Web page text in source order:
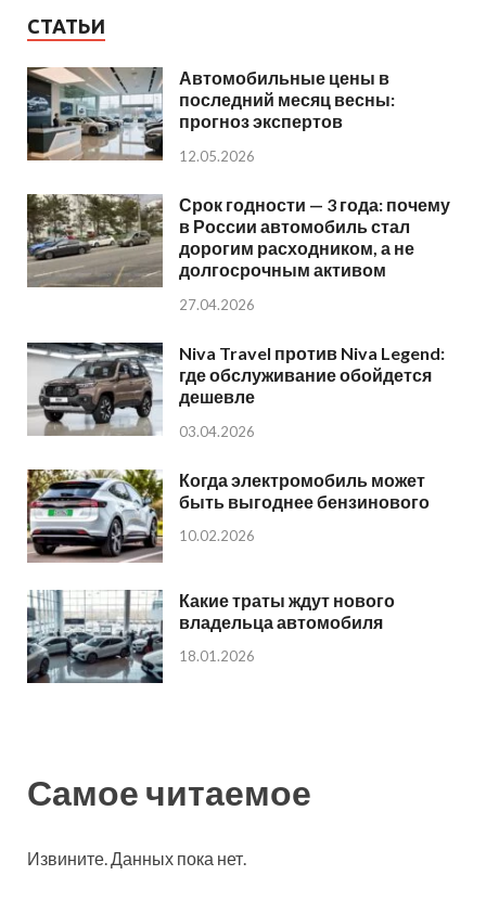
СТАТЬИ
Автомобильные цены в
последний месяц весны:
прогноз экспертов
12.05.2026
Срок годности — 3 года: почему
в России автомобиль стал
дорогим расходником, а не
долгосрочным активом
27.04.2026
Niva Travel против Niva Legend:
где обслуживание обойдется
дешевле
03.04.2026
Когда электромобиль может
быть выгоднее бензинового
10.02.2026
Какие траты ждут нового
владельца автомобиля
18.01.2026
Самое читаемое
Извините. Данных пока нет.